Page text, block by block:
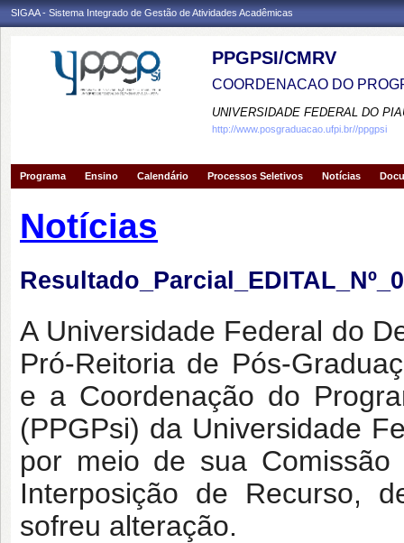
SIGAA - Sistema Integrado de Gestão de Atividades Acadêmicas
PPGPSI/CMRV
COORDENACAO DO
UNIVERSIDADE FEDERAL DO
http://www.posgraduacao.ufpi.br//ppgpsi
Programa Ensino Calendário Processos Seletivos Notícias
Notícias
A Universidade Federal do
Pró-Reitoria de Pós-
e a Coordenação do
(PPGPsi) da Universidade
por meio de sua
Interposição de Recurso,
sofreu alteração.